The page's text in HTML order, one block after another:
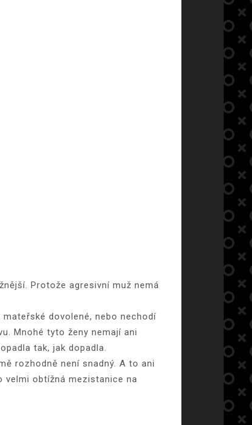
Protože agresivní muž nemá
dovolené, nebo nechodí
Mnohé tyto ženy nemají ani
tak, jak dopadla.
rozhodně není snadný. A to ani
velmi obtížná mezistanice na